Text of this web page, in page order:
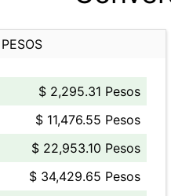
$ 2,295.31 Pesos
$ 11,476.55 Pesos
$ 22,953.10 Pesos
$ 34,429.65 Pesos